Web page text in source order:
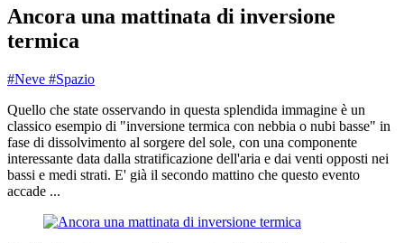
Ancora una mattinata di inversione
termica
#Neve #Spazio
Quello che state osservando in questa splendida immagine è un
classico esempio di "inversione termica con nebbia o nubi basse" in
fase di dissolvimento al sorgere del sole, con una componente
interessante data dalla stratificazione dell'aria e dai venti opposti nei
bassi e medi strati. E' già il secondo mattino che questo evento
accade ...